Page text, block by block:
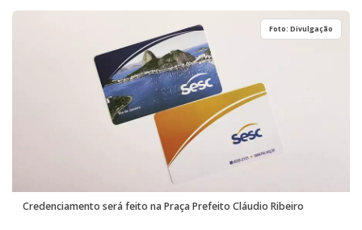
Foto: Divulgação
Credenciamento será feito na Praça Prefeito Cláudio Ribeiro